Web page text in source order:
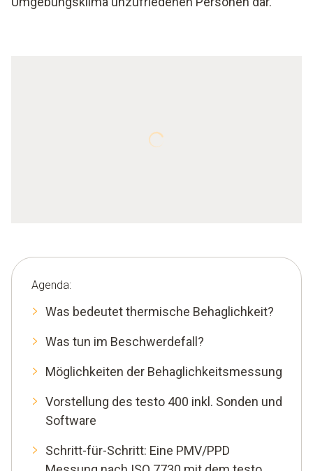
Agenda:
Was bedeutet thermische Behaglichkeit?
Was tun im Beschwerdefall?
Möglichkeiten der Behaglichkeitsmessung
Vorstellung des testo 400 inkl. Sonden und
Software
Schritt-für-Schritt: Eine PMV/PPD